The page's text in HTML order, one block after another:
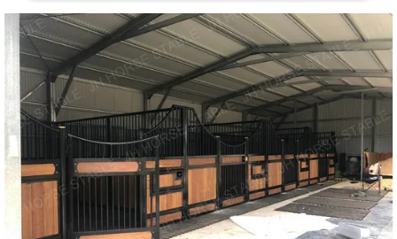
एक
उद्धरण
का
अनुरोध
करें
साइटमैप